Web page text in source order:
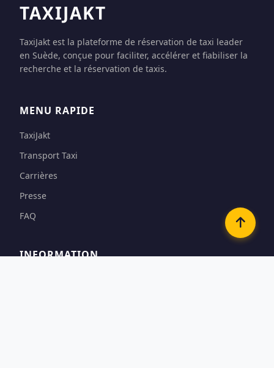
TAXIJAKT
TaxiJakt est la plateforme de réservation de taxi leader
en Suède, conçue pour faciliter, accélérer et fiabiliser la
recherche et la réservation de taxis.
MENU RAPIDE
TaxiJakt
Transport Taxi
Carrières
Presse
FAQ
INFORMATION